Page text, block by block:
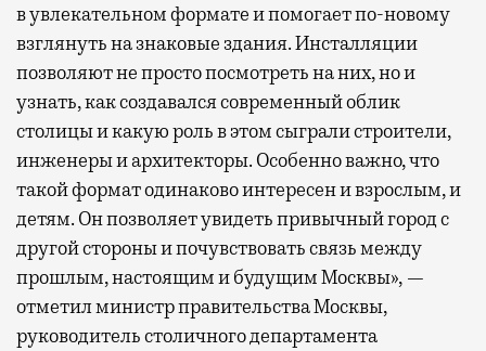
в увлекательном формате и помогает по-новому
взглянуть на знаковые здания. Инсталляции
позволяют не просто посмотреть на них, но и
узнать, как создавался современный облик
столицы и какую роль в этом сыграли строители,
инженеры и архитекторы. Особенно важно, что
такой формат одинаково интересен и взрослым, и
детям. Он позволяет увидеть привычный город с
другой стороны и почувствовать связь между
прошлым, настоящим и будущим Москвы», —
отметил министр правительства Москвы,
руководитель столичного департамента